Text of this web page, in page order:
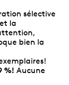
sélective
la
bien la
%! Aucune